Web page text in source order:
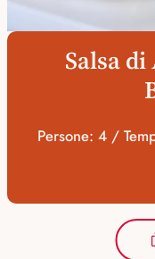
Salsa
Persone: 4 /